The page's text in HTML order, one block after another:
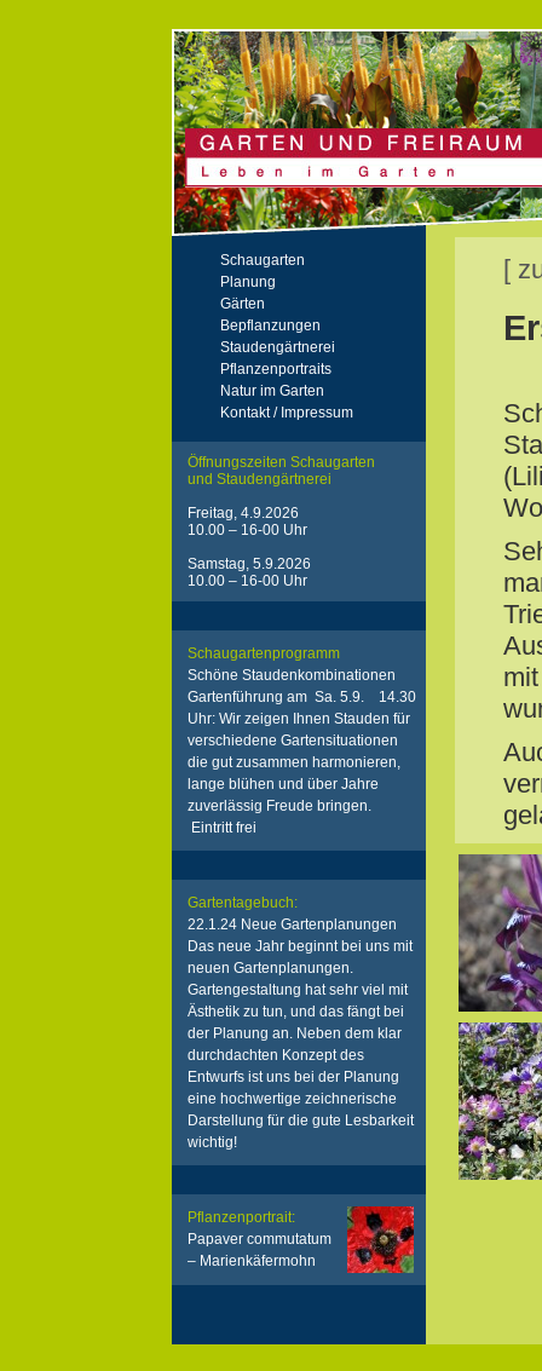
Schaugarten
Planung
Gärten
Bepflanzungen
Staudengärtnerei
Pflanzenportraits
Natur im Garten
Kontakt / Impressum
Öffnungszeiten Schaugarten
und Staudengärtnerei
Freitag, 4.9.2026
10.00 – 16-00 Uhr
Samstag, 5.9.2026
10.00 – 16-00 Uhr
Schaugartenprogramm
Schöne Staudenkombinationen
Gartenführung am Sa. 5.9. 14.30
Uhr: Wir zeigen Ihnen Stauden für
verschiedene Gartensituationen
die gut zusammen harmonieren,
lange blühen und über Jahre
zuverlässig Freude bringen.
Eintritt frei
Gartentagebuch:
22.1.24 Neue Gartenplanungen
Das neue Jahr beginnt bei uns mit
neuen Gartenplanungen.
Gartengestaltung hat sehr viel mit
Ästhetik zu tun, und das fängt bei
der Planung an. Neben dem klar
durchdachten Konzept des
Entwurfs ist uns bei der Planung
eine hochwertige zeichnerische
Darstellung für die gute Lesbarkeit
wichtig!
Pflanzenportrait:
Papaver commutatum
– Marienkäfermohn
[